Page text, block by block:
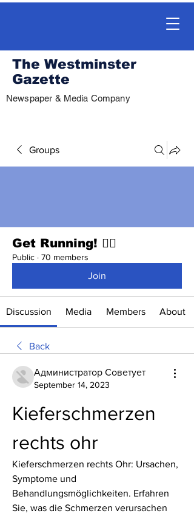
The Westminster
Gazette
Newspaper & Media Company
Groups
Get Running! 🏃‍♀️
Public · 70 members
Join
Discussion Media Members About
Back
Администратор Советует
September 14, 2023
Kieferschmerzen
rechts ohr
Kieferschmerzen rechts Ohr: Ursachen,
Symptome und
Behandlungsmöglichkeiten. Erfahren
Sie, was die Schmerzen verursachen